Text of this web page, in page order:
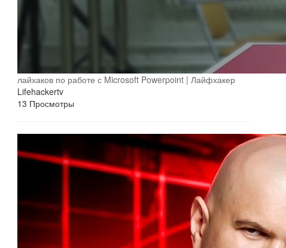
лайхаков по работе с Microsoft Powerpoint | Лайфхакер
Lifehackertv
13 Просмотры